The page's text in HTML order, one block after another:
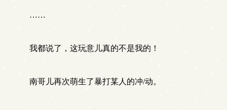
……
我都说了，这玩意儿真的不是我的！
南哥儿再次萌生了暴打某人的冲/动。